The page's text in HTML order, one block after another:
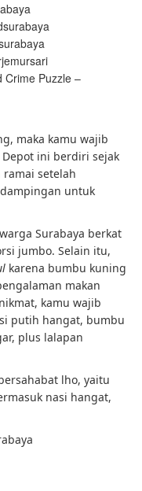
Puzzle –
maka kamu wajib
Depot ini berdiri sejak
setelah
untuk
Surabaya berkat
jumbo. Selain itu,
karena bumbu kuning
makan
kamu wajib
putih hangat, bumbu
plus lalapan
lho, yaitu
nasi hangat,